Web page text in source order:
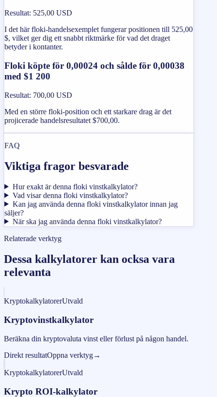
Resultat: 525,00 USD
I det här floki-handelsexemplet fungerar positionen till 525,00
$, vilket ger dig ett snabbt riktmärke för vad det draget
betyder i kontanter.
Floki köpte för 0,00024 och sålde för 0,00038
med $1 200
Resultat: 700,00 USD
Med en större floki-position och ett starkare drag är det
projicerade handelsresultatet $700,00.
FAQ
Viktiga fragor besvarade
Hur exakt är denna floki vinstkalkylator?
Vad visar denna floki vinstkalkylator?
Kan jag använda denna floki vinstkalkylator innan jag
säljer?
När ska jag använda denna floki vinstkalkylator?
Relaterade verktyg
Dessa kalkylatorer kan ocksa vara
relevanta
KryptokalkylatorerUtvald
Kryptovinstkalkylator
Beräkna din kryptovaluta vinst eller förlust på någon handel.
Direkt resultatOppna verktyg→
KryptokalkylatorerUtvald
Krypto ROI-kalkylator